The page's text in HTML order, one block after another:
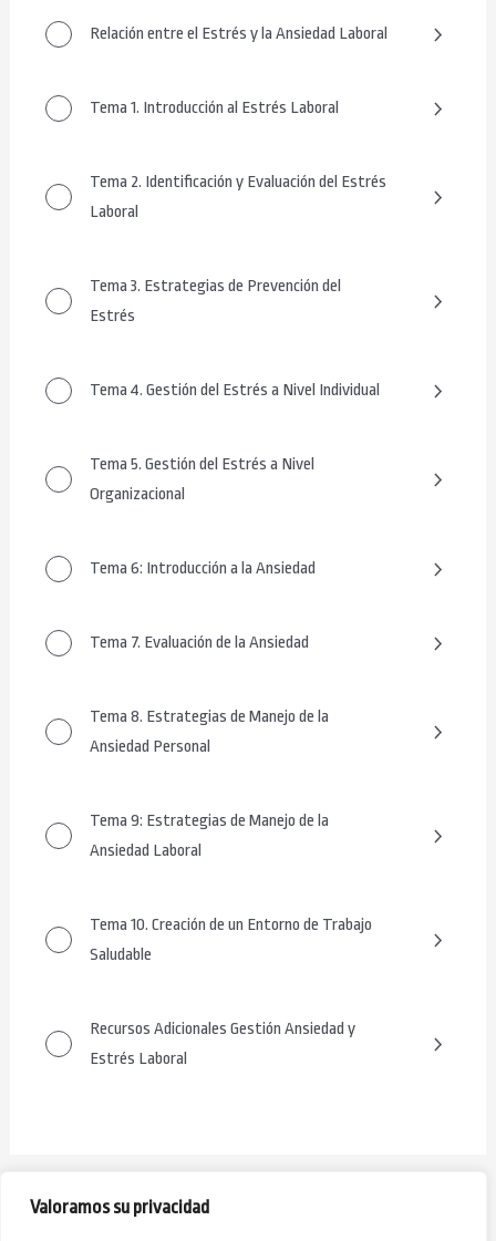
Valoramos su privacidad
Relación entre el Estrés y la Ansiedad Laboral
Tema 1. Introducción al Estrés Laboral
Tema 2. Identificación y Evaluación del Estrés
Laboral
Tema 3. Estrategias de Prevención del
Estrés
Tema 4. Gestión del Estrés a Nivel Individual
Tema 5. Gestión del Estrés a Nivel
Organizacional
Tema 6: Introducción a la Ansiedad
Tema 7. Evaluación de la Ansiedad
Tema 8. Estrategias de Manejo de la
Ansiedad Personal
Tema 9: Estrategias de Manejo de la
Ansiedad Laboral
Tema 10. Creación de un Entorno de Trabajo
Saludable
Recursos Adicionales Gestión Ansiedad y
Estrés Laboral
ANTERIOR